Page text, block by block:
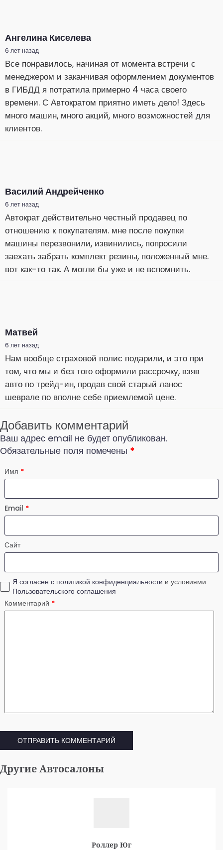
Ангелина Киселева
6 лет назад
Все понравилось, начиная от момента встречи с
менеджером и заканчивая оформлением документов
в ГИБДД я потратила примерно 4 часа своего
времени. С Автократом приятно иметь дело! Здесь
много машин, много акций, много возможностей для
клиентов.
Василий Андрейченко
6 лет назад
Автократ действительно честный продавец по
отношению к покупателям. мне после покупки
машины перезвонили, извинились, попросили
заехать забрать комплект резины, положенный мне.
вот как-то так. А могли бы уже и не вспомнить.
Матвей
6 лет назад
Нам вообще страховой полис подарили, и это при
том, что мы и без того оформили рассрочку, взяв
авто по трейд-ин, продав свой старый ланос
шеврале по вполне себе приемлемой цене.
Добавить комментарий
Ваш адрес email не будет опубликован.
Обязательные поля помечены *
Имя *
Email *
Сайт
Я согласен с политикой конфиденциальности и условиями
Пользовательского соглашения
Комментарий *
Другие Автосалоны
Роллер Юг